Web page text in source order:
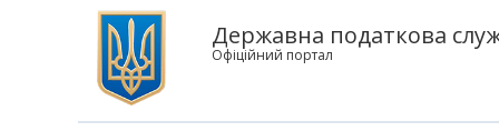
Державна податкова
Офіційний портал